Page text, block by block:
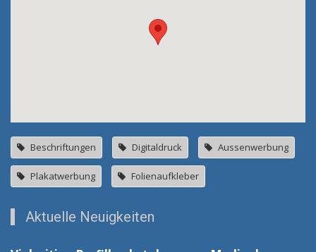
Beschriftungen Digitaldruck Aussenwerbung
Plakatwerbung Folienaufkleber
Aktuelle Neuigkeiten